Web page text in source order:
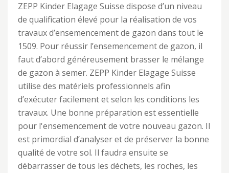
ZEPP Kinder Elagage Suisse dispose d’un niveau
de qualification élevé pour la réalisation de vos
travaux d’ensemencement de gazon dans tout le
1509. Pour réussir l’ensemencement de gazon, il
faut d’abord généreusement brasser le mélange
de gazon à semer. ZEPP Kinder Elagage Suisse
utilise des matériels professionnels afin
d’exécuter facilement et selon les conditions les
travaux. Une bonne préparation est essentielle
pour l'ensemencement de votre nouveau gazon. Il
est primordial d’analyser et de préserver la bonne
qualité de votre sol. Il faudra ensuite se
débarrasser de tous les déchets, les roches, les